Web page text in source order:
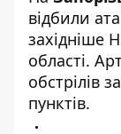
відбили
західніше
області.
обстрілів
пунктів.